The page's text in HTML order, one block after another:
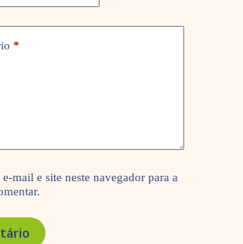
*
mail e site neste navegador para a